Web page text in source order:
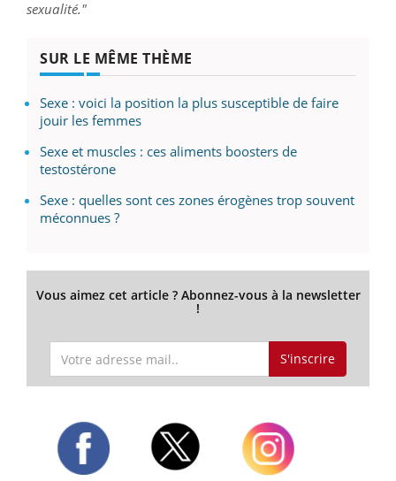
sexualité."
SUR LE MÊME THÈME
Sexe : voici la position la plus susceptible de faire
jouir les femmes
Sexe et muscles : ces aliments boosters de
testostérone
Sexe : quelles sont ces zones érogènes trop souvent
méconnues ?
Vous aimez cet article ? Abonnez-vous à la newsletter
!
S'inscrire